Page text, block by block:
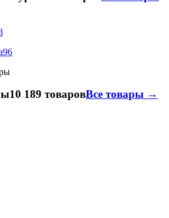
96
10 189 товаровВсе товары →